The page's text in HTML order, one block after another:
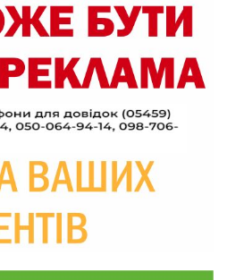
приїду й одружуся…»: Пам’яті
Богдана Ємця (ВІДЕО)
та ризик дефіциту: чому в
підготовка до зими та
засідання виконкому
селищної ради
«Нас тримає віра в
додому»